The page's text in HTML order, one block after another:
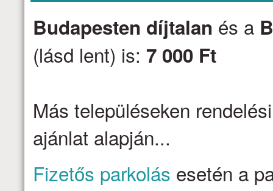
Budapesten díjtalan és a
(lásd lent) is: 7 000 Ft
Más településeken
ajánlat alapján...
Fizetős parkolás esetén a